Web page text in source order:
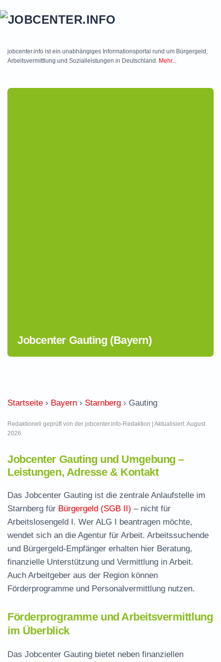
jobcenter.info ist ein unabhängiges Informationsportal rund um Bürgergeld,
Arbeitsvermittlung und Sozialleistungen in Deutschland. Mehr...
Jobcenter Gauting (Bayern)
Startseite › Bayern › Starnberg › Gauting
Redaktionell geprüft von der jobcenter.info-Redaktion | Aktualisiert: August
2026
Jobcenter Gauting und Umgebung –
Leistungen, Adresse & Kontakt
Das Jobcenter Gauting ist die zentrale Anlaufstelle im
Starnberg für Bürgergeld (SGB II) – nicht für
Arbeitslosengeld I. Wer ALG I beantragen möchte,
wendet sich an die Agentur für Arbeit. Arbeitssuchende
und Bürgergeld-Empfänger erhalten hier Beratung,
finanzielle Unterstützung und Vermittlung in Arbeit.
Auch Arbeitgeber aus der Region können
Förderprogramme und Personalvermittlung nutzen.
Förderprogramme und Arbeitsvermittlung
im Überblick
Das Jobcenter Gauting bietet neben finanziellen